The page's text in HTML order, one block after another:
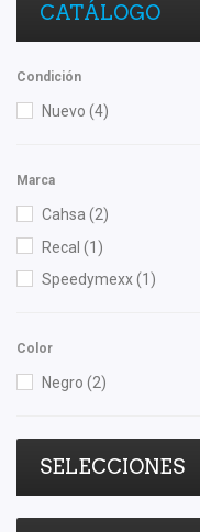
CATÁLOGO
Condición
Nuevo (4)
Marca
Cahsa (2)
Recal (1)
Speedymexx(1)
Color
Negro (2)
SELECCIONES